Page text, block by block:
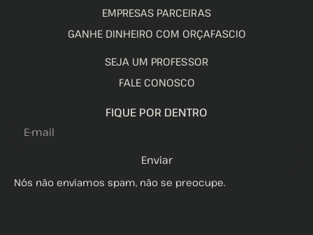
EMPRESAS PARCEIRAS
GANHE DINHEIRO COM ORÇAFASCIO
SEJA UM PROFESSOR
FALE CONOSCO
FIQUE POR DENTRO
Enviar
Nós não enviamos spam, não se preocupe.